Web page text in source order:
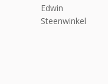
Edwin
Steenwinkel